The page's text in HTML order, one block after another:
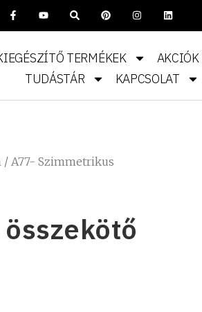
TERMÉKEK
AKCIÓK
TUDÁSTÁR
KAPCSOLAT
/ A77- Szimmetrikus